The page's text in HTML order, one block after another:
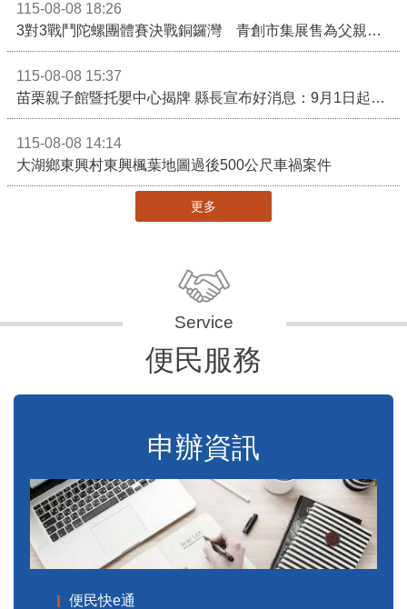
115-08-08 18:26
3對3戰鬥陀螺團體賽決戰銅鑼灣 青創市集展售為父親節增添繽紛
115-08-08 15:37
苗栗親子館暨托嬰中心揭牌 縣長宣布好消息：9月1日起調降臨時托嬰費用
115-08-08 14:14
大湖鄉東興村東興楓葉地圖過後500公尺車禍案件
更多
便民服務
申辦資訊
便民快e通